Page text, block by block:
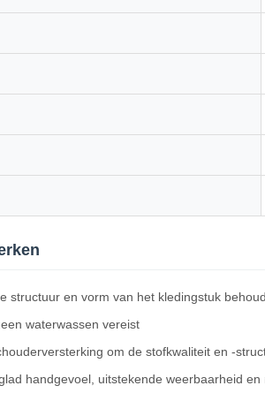
structuur en vorm van het kledingstuk
waterwassen vereist
om de stofkwaliteit en -
handgevoel, uitstekende weerbaarheid en